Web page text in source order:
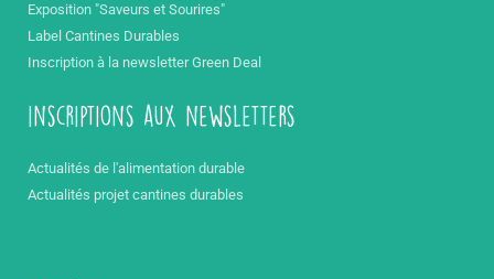
Exposition "Saveurs et Sourires"
Label Cantines Durables
Inscription à la newsletter Green Deal
inscriptions aux newsletters
Actualités de l'alimentation durable
Actualités projet cantines durables